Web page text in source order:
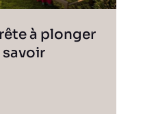
à plonger
savoir